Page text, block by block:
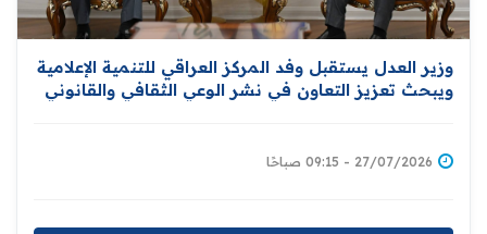
وزير العدل يستقبل وفد المركز العراقي للتنمية الإعلامية
ويبحث تعزيز التعاون في نشر الوعي الثقافي والقانوني
27/07/2026 - 09:15 صباحًا